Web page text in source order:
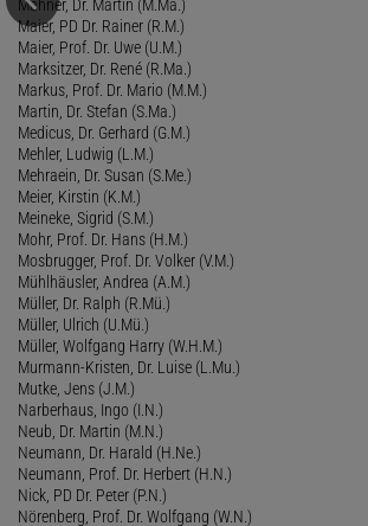
Mahner, Dr. Martin (M.Ma.)
Maier, PD Dr. Rainer (R.M.)
Maier, Prof. Dr. Uwe (U.M.)
Marksitzer, Dr. René (R.Ma.)
Markus, Prof. Dr. Mario (M.M.)
Martin, Dr. Stefan (S.Ma.)
Medicus, Dr. Gerhard (G.M.)
Mehler, Ludwig (L.M.)
Mehraein, Dr. Susan (S.Me.)
Meier, Kirstin (K.M.)
Meineke, Sigrid (S.M.)
Mohr, Prof. Dr. Hans (H.M.)
Mosbrugger, Prof. Dr. Volker (V.M.)
Mühlhäusler, Andrea (A.M.)
Müller, Dr. Ralph (R.Mü.)
Müller, Ulrich (U.Mü.)
Müller, Wolfgang Harry (W.H.M.)
Murmann-Kristen, Dr. Luise (L.Mu.)
Mutke, Jens (J.M.)
Narberhaus, Ingo (I.N.)
Neub, Dr. Martin (M.N.)
Neumann, Dr. Harald (H.Ne.)
Neumann, Prof. Dr. Herbert (H.N.)
Nick, PD Dr. Peter (P.N.)
Nörenberg, Prof. Dr. Wolfgang (W.N.)